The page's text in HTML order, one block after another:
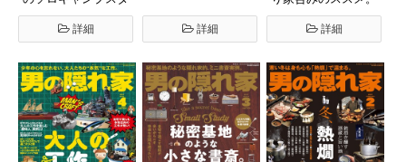
イル。
詳細 詳細 詳細